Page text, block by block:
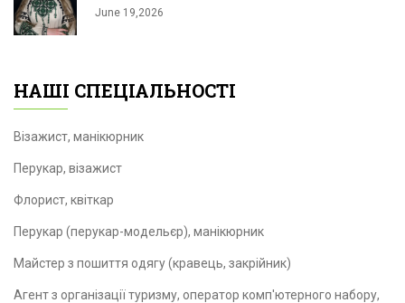
June 19,2026
НАШІ СПЕЦІАЛЬНОСТІ
Візажист, манікюрник
Перукар, візажист
Флорист, квіткар
Перукар (перукар-модельєр), манікюрник
Майстер з пошиття одягу (кравець, закрійник)
Агент з організації туризму, оператор комп'ютерного набору,